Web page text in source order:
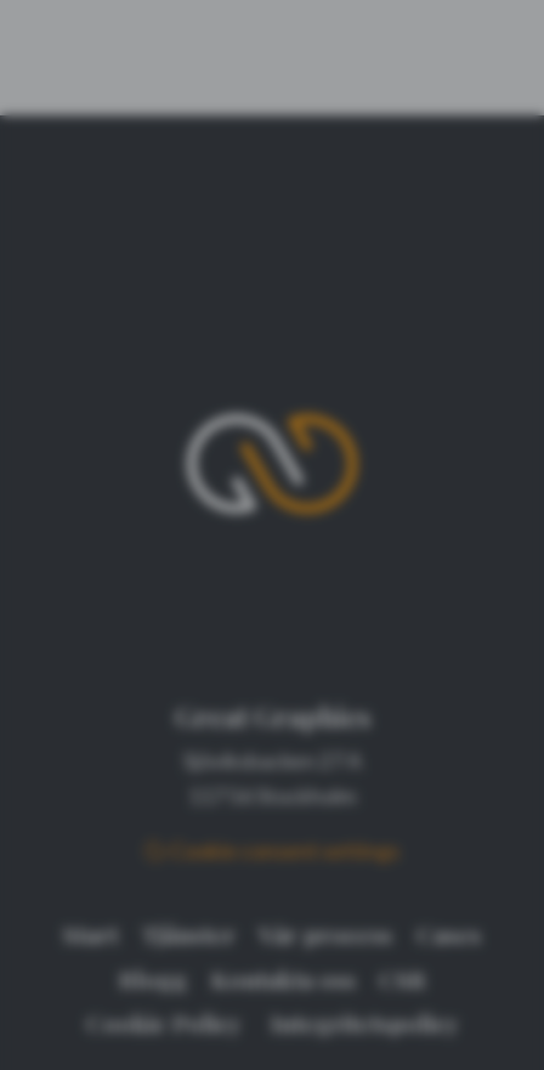
Great Graphics
Cookie consent settings
Start Tjänster Vår process
Cases
Blogg
Kontakta oss
CSR
Cookie Policy
Integritetspolicy